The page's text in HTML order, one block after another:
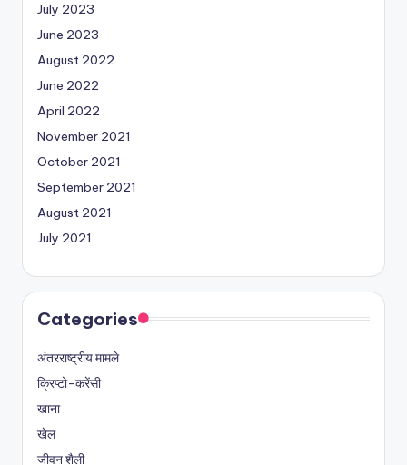
July 2023
June 2023
August 2022
June 2022
April 2022
November 2021
October 2021
September 2021
August 2021
July 2021
Categories
अंतरराष्ट्रीय मामले
क्रिप्टो-करेंसी
खाना
खेल
जीवन शैली